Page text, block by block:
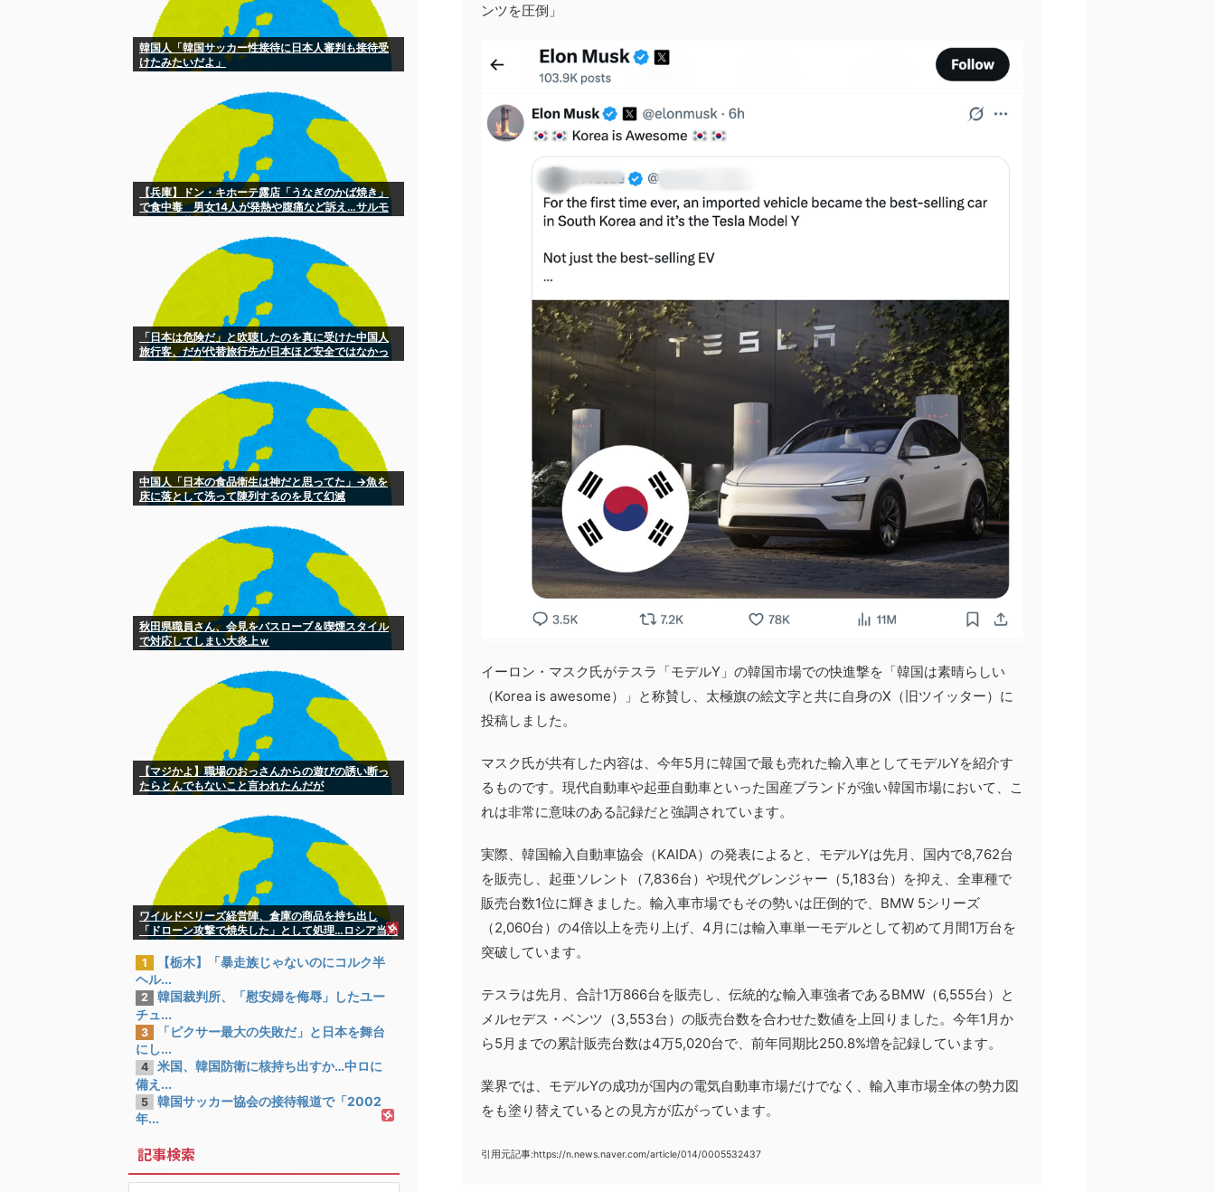
ンツを圧倒」
イーロン・マスク氏がテスラ「モデルY」の韓国市場での快進撃を「韓国は素晴らしい
（Korea is awesome）」と称賛し、太極旗の絵文字と共に自身のX（旧ツイッター）に
投稿しました。
マスク氏が共有した内容は、今年5月に韓国で最も売れた輸入車としてモデルYを紹介す
るものです。現代自動車や起亜自動車といった国産ブランドが強い韓国市場において、こ
れは非常に意味のある記録だと強調されています。
実際、韓国輸入自動車協会（KAIDA）の発表によると、モデルYは先月、国内で8,762台
を販売し、起亜ソレント（7,836台）や現代グレンジャー（5,183台）を抑え、全車種で
販売台数1位に輝きました。輸入車市場でもその勢いは圧倒的で、BMW 5シリーズ
（2,060台）の4倍以上を売り上げ、4月には輸入車単一モデルとして初めて月間1万台を
突破しています。
テスラは先月、合計1万866台を販売し、伝統的な輸入車強者であるBMW（6,555台）と
メルセデス・ベンツ（3,553台）の販売台数を合わせた数値を上回りました。今年1月か
ら5月までの累計販売台数は4万5,020台で、前年同期比250.8%増を記録しています。
業界では、モデルYの成功が国内の電気自動車市場だけでなく、輸入車市場全体の勢力図
をも塗り替えているとの見方が広がっています。
引用元記事:https://n.news.naver.com/article/014/0005532437
韓国人「韓国サッカー性接待に日本人審判も接待受
けたみたいだよ」
【兵庫】ドン・キホーテ露店「うなぎのかば焼き」
で食中毒 男女14人が発熱や腹痛など訴え…サルモ
「日本は危険だ」と吹聴したのを真に受けた中国人
旅行客、だが代替旅行先が日本ほど安全ではなかっ
中国人「日本の食品衛生は神だと思ってた」→魚を
床に落として洗って陳列するのを見て幻滅
秋田県職員さん、会見をバスローブ＆喫煙スタイル
で対応してしまい大炎上ｗ
【マジかよ】職場のおっさんからの遊びの誘い断っ
たらとんでもないこと言われたんだが
ワイルドベリーズ経営陣、倉庫の商品を持ち出し
「ドローン攻撃で焼失した」として処理…ロシア当局
1
【栃木】「暴走族じゃないのにコルク半
ヘル...
2
韓国裁判所、「慰安婦を侮辱」したユー
チュ...
3
「ピクサー最大の失敗だ」と日本を舞台
にし...
4
米国、韓国防衛に核持ち出すか…中ロに
備え...
5
韓国サッカー協会の接待報道で「2002
年...
記事検索